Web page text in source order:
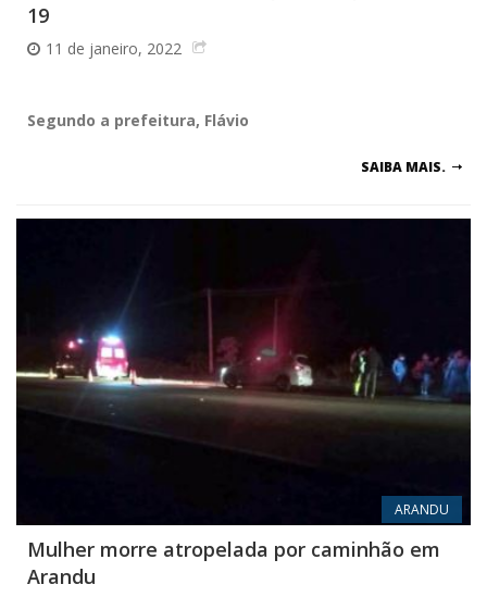
19
11 de janeiro, 2022
Segundo a prefeitura, Flávio
SAIBA MAIS.
ARANDU
Mulher morre atropelada por caminhão em
Arandu